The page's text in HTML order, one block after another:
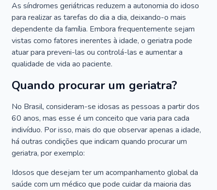
As síndromes geriátricas reduzem a autonomia do idoso
para realizar as tarefas do dia a dia, deixando-o mais
dependente da família. Embora frequentemente sejam
vistas como fatores inerentes à idade, o geriatra pode
atuar para preveni-las ou controlá-las e aumentar a
qualidade de vida ao paciente.
Quando procurar um geriatra?
No Brasil, consideram-se idosas as pessoas a partir dos
60 anos, mas esse é um conceito que varia para cada
indivíduo. Por isso, mais do que observar apenas a idade,
há outras condições que indicam quando procurar um
geriatra, por exemplo:
Idosos que desejam ter um acompanhamento global da
saúde com um médico que pode cuidar da maioria das